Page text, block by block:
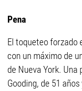
Pena
El toqueteo forzado
con un máximo de
de Nueva York.
Gooding, de 51